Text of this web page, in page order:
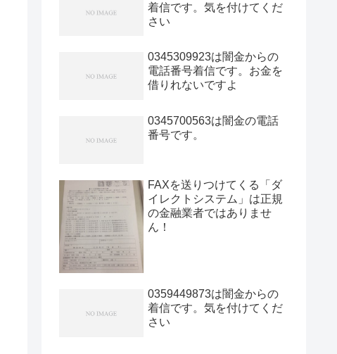
着信です。気を付けてくだ
さい
0345309923は闇金からの
電話番号着信です。お金を
借りれないですよ
0345700563は闇金の電話
番号です。
FAXを送りつけてくる「ダ
イレクトシステム」は正規
の金融業者ではありませ
ん！
0359449873は闇金からの
着信です。気を付けてくだ
さい